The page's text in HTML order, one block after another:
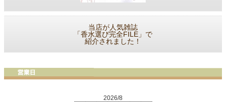
当店が人気雑誌
「香水選び完全FILE」で
紹介されました！
2026/8